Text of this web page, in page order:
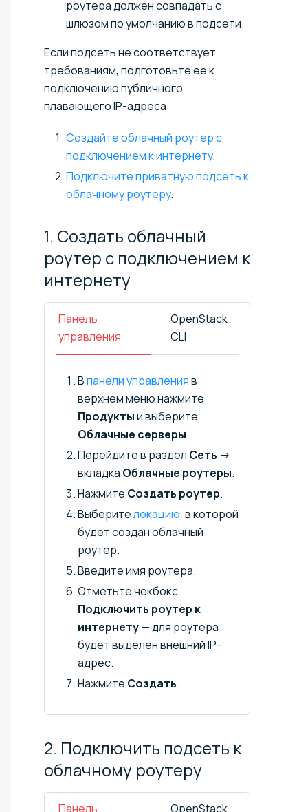
роутера должен совпадать с
шлюзом по умолчанию в подсети.
Если подсеть не соответствует
требованиям, подготовьте ее к
подключению публичного
плавающего IP-адреса:
Создайте облачный роутер c
подключением к интернету⁠.
Подключите приватную подсеть к
облачному роутеру.
1. Создать облачный
роутер c подключением к
интернету⁠
Панель
управления
OpenStack
CLI
Впанели управленияв
верхнем меню нажмите
Продуктыи выберите
Облачные серверы.
Перейдите в раздел Сеть →
вкладка Облачные роутеры.
Нажмите Создать роутер.
Выберителокацию, в которой
будет создан облачный
роутер.
Введите имя роутера.
Отметьте чекбокс
Подключить роутер к
интернету— для роутера
будет выделен внешний IP-
адрес.
Нажмите Создать.
2. Подключить подсеть к
облачному роутеру
Панель
OpenStack